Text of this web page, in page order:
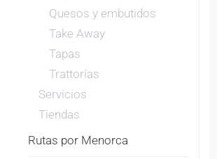
Quesos y embutidos
Take Away
Tapas
Trattorías
Servicios
Tiendas
Rutas por Menorca